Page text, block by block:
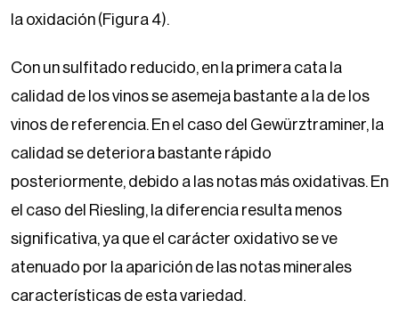
la oxidación (Figura 4).
Con un sulfitado reducido, en la primera cata la
calidad de los vinos se asemeja bastante a la de los
vinos de referencia. En el caso del Gewürztraminer, la
calidad se deteriora bastante rápido
posteriormente, debido a las notas más oxidativas. En
el caso del Riesling, la diferencia resulta menos
significativa, ya que el carácter oxidativo se ve
atenuado por la aparición de las notas minerales
características de esta variedad.